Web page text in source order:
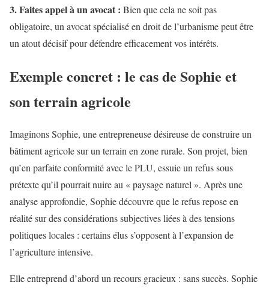
3. Faites appel à un avocat : Bien que cela ne soit pas
obligatoire, un avocat spécialisé en droit de l’urbanisme peut être
un atout décisif pour défendre efficacement vos intérêts.
Exemple concret : le cas de Sophie et
son terrain agricole
Imaginons Sophie, une entrepreneuse désireuse de construire un
bâtiment agricole sur un terrain en zone rurale. Son projet, bien
qu’en parfaite conformité avec le PLU, essuie un refus sous
prétexte qu’il pourrait nuire au « paysage naturel ». Après une
analyse approfondie, Sophie découvre que le refus repose en
réalité sur des considérations subjectives liées à des tensions
politiques locales : certains élus s’opposent à l’expansion de
l’agriculture intensive.
Elle entreprend d’abord un recours gracieux : sans succès. Sophie